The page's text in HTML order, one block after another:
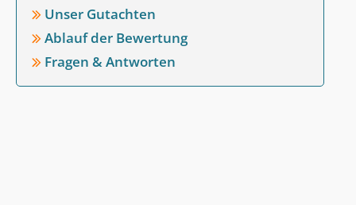
Unser Gutachten
Ablauf der Bewertung
Fragen & Antworten